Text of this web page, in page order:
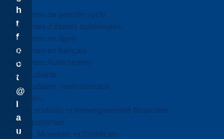
Programmes de premier cycle
Programmes d'études supérieures
Programmes en ligne
Programmes en français
Programmes Autochtones
Futurs étudiants
Futurs étudiants internationaux
Admissions
Droits de scolarité et renseignements financiers
Dates importantes
Majeures, Mineures, et Certificats
h
t
f
o
o
t
@
l
a
u